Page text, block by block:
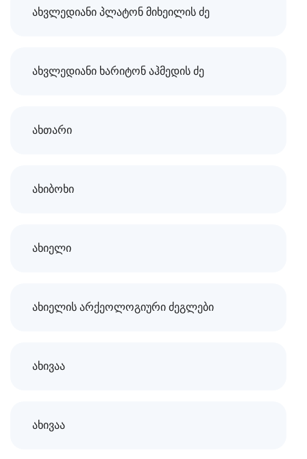
ახვლედიანი პლატონ მიხეილის ძე
ახვლედიანი ხარიტონ აჰმედის ძე
ახთარი
ახიბოხი
ახიელი
ახიელის არქეოლოგიური ძეგლები
ახივაა
ახივაა